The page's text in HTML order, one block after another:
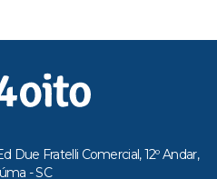
Due Fratelli Comercial, 12º Andar,
- SC